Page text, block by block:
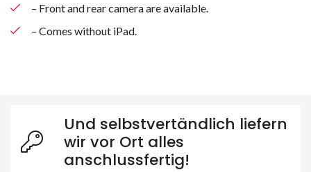
– Front and rear camera are available.
– Comes without iPad.
Und selbstvertändlich liefern
wir vor Ort alles
anschlussfertig!